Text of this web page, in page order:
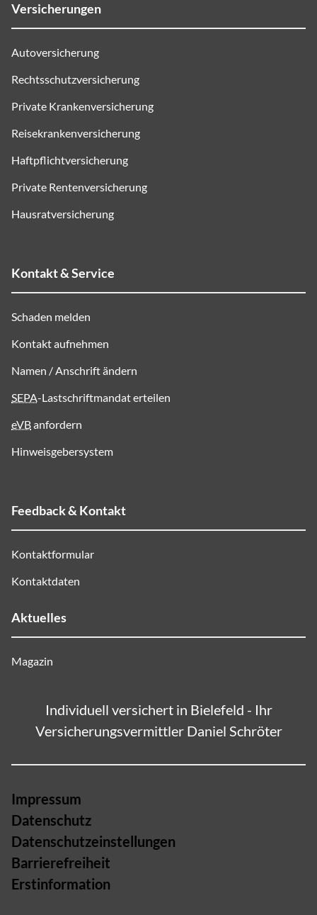
Versicherungen
Autoversicherung
Rechtsschutzversicherung
Private Krankenversicherung
Reisekrankenversicherung
Haftpflichtversicherung
Private Rentenversicherung
Hausratversicherung
Kontakt & Service
Schaden melden
Kontakt aufnehmen
Namen / Anschrift ändern
SEPA-Lastschriftmandat erteilen
eVBanfordern
Hinweisgebersystem
Feedback & Kontakt
Kontaktformular
Kontaktdaten
Aktuelles
Magazin
Individuell versichert in Bielefeld - Ihr
Versicherungsvermittler Daniel Schröter
Impressum
Datenschutz
Datenschutzeinstellungen
Barrierefreiheit
Erstinformation